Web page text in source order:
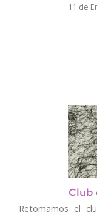
11 de
Club
Retomamos el